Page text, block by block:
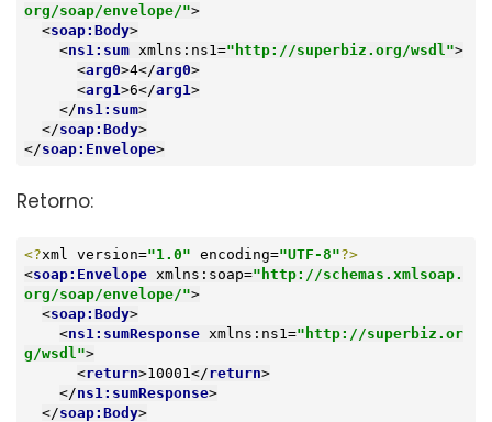
org/soap/envelope/">
<soap:Body>
<ns1:sum xmlns:ns1 ="http://superbiz.org/wsdl">
<arg0>4</arg0>
<arg1>6</arg1>
</ns1:sum>
</soap:Body>
</soap:Envelope>
Retorno:
<?xml version="1.0" encoding="UTF-8"?>
<soap:Envelope xmlns:soap="http://schemas.xmlsoap.
org/soap/envelope/">
<soap:Body>
<ns1:sumResponse xmlns:ns1 ="http://superbiz.or
g/wsdl">
<return>10001 </return>
</ns1:sumResponse>
</soap:Body>